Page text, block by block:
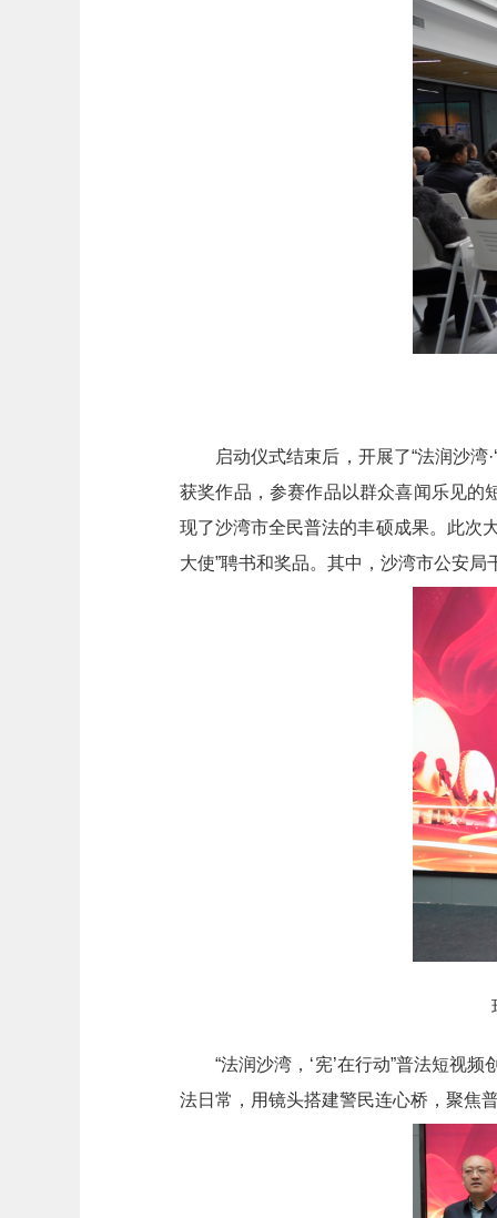
启动仪式结束后，开展了“法润沙
获奖作品，参赛作品以群众喜闻乐见的
现了沙湾市全民普法的丰硕成果。此次
大使”聘书和奖品。其中，沙湾市公安
“法润沙湾，‘宪’在行动”普法短视
法日常，用镜头搭建警民连心桥，聚焦